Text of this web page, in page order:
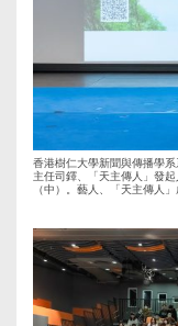
香港樹仁大學新聞與傳播學
主任司鐸、「天主傳人」發
（中）。藝人、「天主傳人